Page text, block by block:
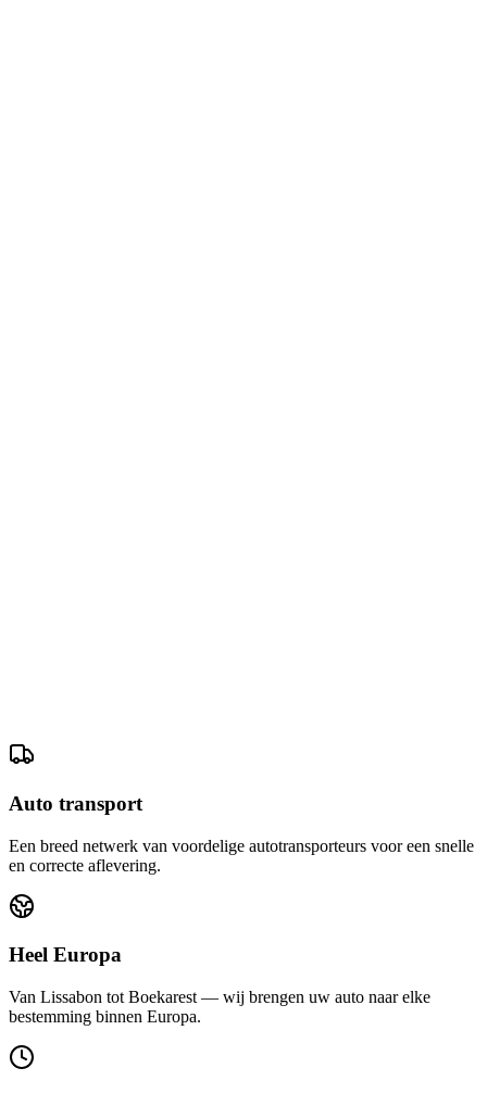
Auto transport
Een breed netwerk van voordelige autotransporteurs voor een snelle
en correcte aflevering.
Heel Europa
Van Lissabon tot Boekarest — wij brengen uw auto naar elke
bestemming binnen Europa.